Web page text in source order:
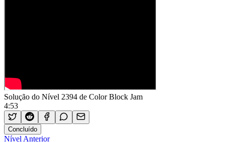
Solução do Nível 2394 de Color Block Jam
4:53
Concluído
Nível Anterior